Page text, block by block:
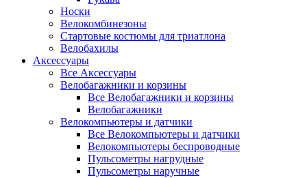
Носки
Велокомбинезоны
Стартовые костюмы для триатлона
Велобахилы
Аксессуары
Все Аксессуары
Велобагажники и корзины
Все Велобагажники и корзины
Велобагажники
Велокомпьютеры и датчики
Все Велокомпьютеры и датчики
Велокомпьютеры беспроводные
Пульсометры нагрудные
Пульсометры наручные